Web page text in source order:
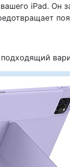
iPad. Он